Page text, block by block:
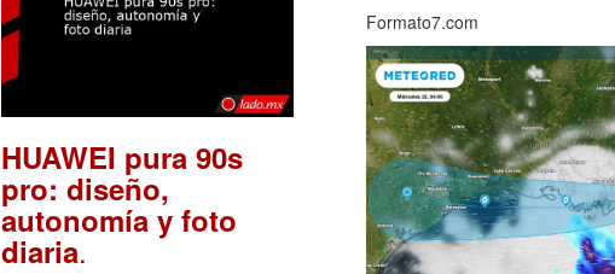
HUAWEI pura 90s
pro: diseño,
autonomía y foto
diaria.
Formato7.com